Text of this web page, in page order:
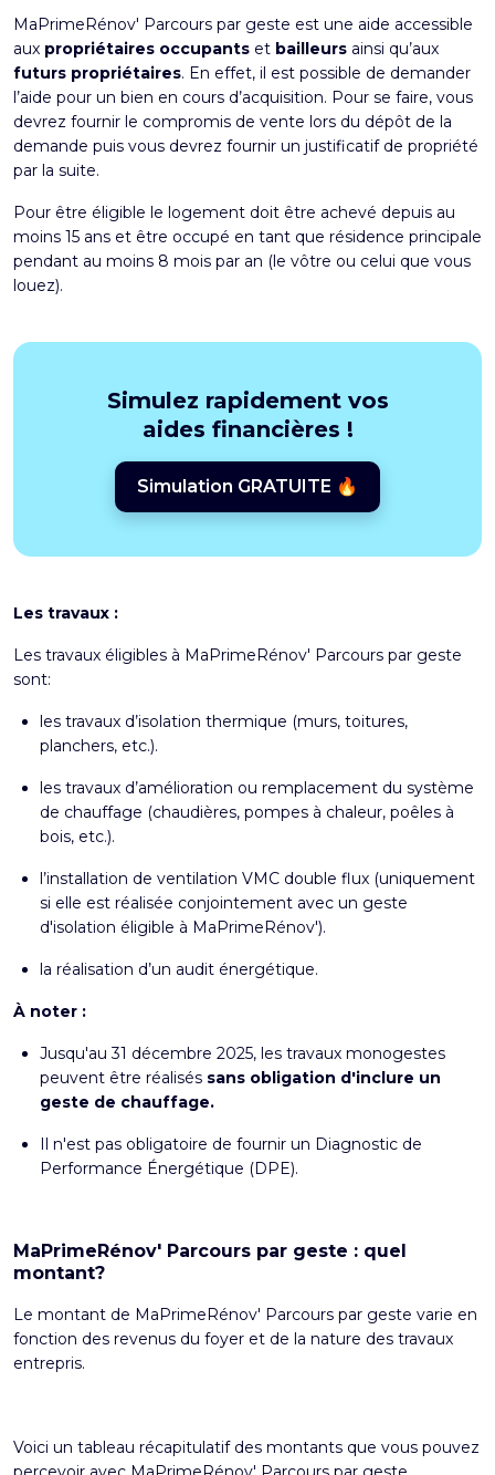
MaPrimeRénov' Parcours par geste est une aide accessible
aux propriétaires occupants et bailleurs ainsi qu’aux
futurs propriétaires. En effet, il est possible de demander
l’aide pour un bien en cours d’acquisition. Pour se faire, vous
devrez fournir le compromis de vente lors du dépôt de la
demande puis vous devrez fournir un justificatif de propriété
par la suite.
Pour être éligible le logement doit être achevé depuis au
moins 15 ans et être occupé en tant que résidence principale
pendant au moins 8 mois par an (le vôtre ou celui que vous
louez).
Simulez rapidement vos
aides financières !
Simulation GRATUITE 🔥
Les travaux :
Les travaux éligibles à MaPrimeRénov' Parcours par geste
sont:
les travaux d’isolation thermique (murs, toitures,
planchers, etc.).
les travaux d’amélioration ou remplacement du système
de chauffage (chaudières, pompes à chaleur, poêles à
bois, etc.).
l’installation de ventilation VMC double flux (uniquement
si elle est réalisée conjointement avec un geste
d'isolation éligible à MaPrimeRénov').
la réalisation d’un audit énergétique.
À noter :
Jusqu'au 31 décembre 2025, les travaux monogestes
peuvent être réalisés sans obligation d'inclure un
geste de chauffage.
Il n'est pas obligatoire de fournir un Diagnostic de
Performance Énergétique (DPE).
MaPrimeRénov' Parcours par geste : quel
montant?
Le montant de MaPrimeRénov' Parcours par geste varie en
fonction des revenus du foyer et de la nature des travaux
entrepris.
Voici un tableau récapitulatif des montants que vous pouvez